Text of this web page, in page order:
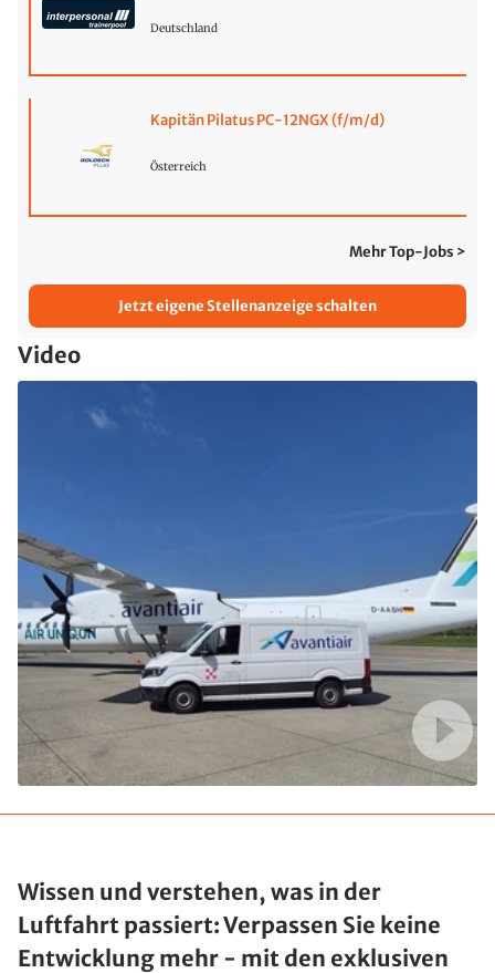
Deutschland
Kapitän Pilatus PC-12NGX (f/m/d)
Österreich
Mehr Top-Jobs >
Jetzt eigene Stellenanzeige schalten
Video
Wissen und verstehen, was in der
Luftfahrt passiert: Verpassen Sie keine
Entwicklung mehr - mit den exklusiven